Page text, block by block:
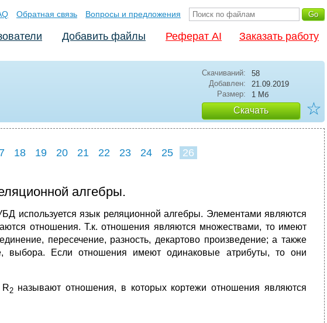
Обратная связь Вопросы и предложения
Добавить файлы Реферат AI Заказать работу
Скачиваний:
58
Добавлен:
21.09.2019
Размер:
1 Мб
Скачать ☆
18 19 20 21 22 23 24 25 26
алгебры.
используется язык реляционной алгебры. Элементами являются
отношения. Т.к. отношения являются множествами, то имеют
пересечение, разность, декартово произведение; а также
выбора. Если отношения имеют одинаковые атрибуты, то они
2называют отношения, в которых кортежи отношения являются